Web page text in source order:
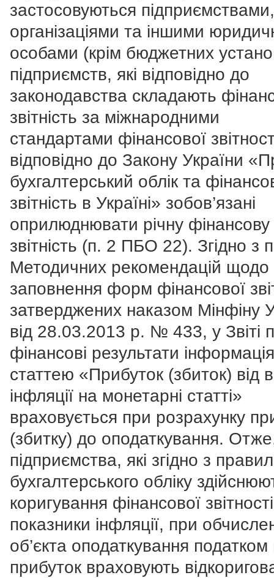
застосовуються підприємствами,
організаціями та іншими
особами (крім бюджетних
підприємств, які відповідно до
законодавства складають
звітність за міжнародними
стандартами фінансової
відповідно до Закону України
бухгалтерський облік та
звітність в Україні» зобов’язані
оприлюднювати річну фінансову
звітність (п. 2 ПБО 22). Згідно з
Методичних рекомендацій щодо
заповнення форм фінансової
затверджених наказом Мінфіну
від 28.03.2013 р. № 433, у Звіті
фінансові результати
статтею «Прибуток (збиток) від
інфляції на монетарні статті»
враховується при розрахунку
(збитку) до оподаткування.
підприємства, які згідно з
бухгалтерського обліку
коригування фінансової
показники інфляції, при
об’єкта оподаткування податком
прибуток враховують